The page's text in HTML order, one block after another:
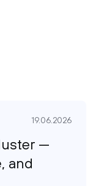
19.06.2026
—
and